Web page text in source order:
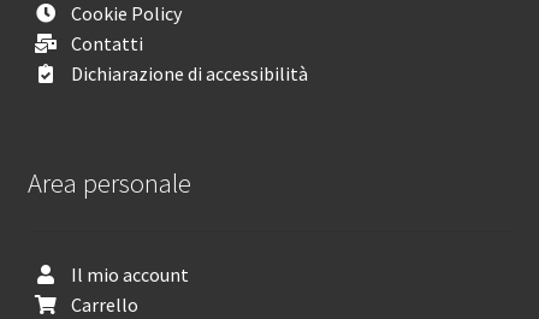
Cookie Policy
Contatti
Dichiarazione di accessibilità
Area personale
Il mio account
Carrello